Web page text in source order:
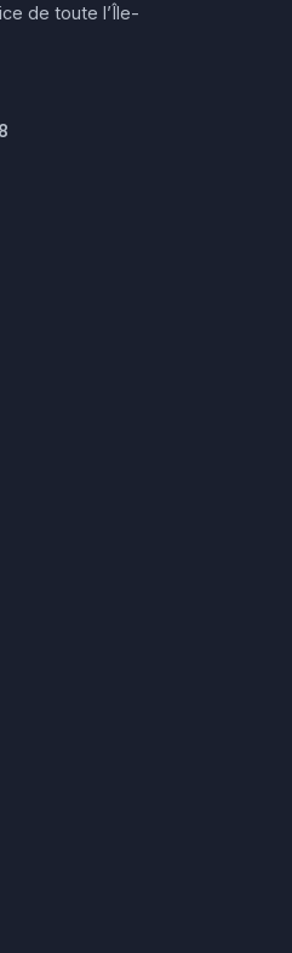
de toute l’Île-